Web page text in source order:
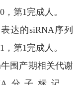
，第1完成人。
达的siRNA序列
第1完成人。
围产期相关代谢